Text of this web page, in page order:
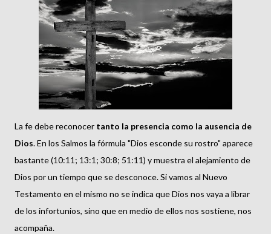
La fe debe reconocer tanto la presencia como la ausencia de
Dios. En los Salmos la fórmula "Dios esconde su rostro" aparece
bastante (10:11; 13:1; 30:8; 51:11) y muestra el alejamiento de
Dios por un tiempo que se desconoce. Si vamos al Nuevo
Testamento en el mismo no se indica que Dios nos vaya a librar
de los infortunios, sino que en medio de ellos nos sostiene, nos
acompaña.